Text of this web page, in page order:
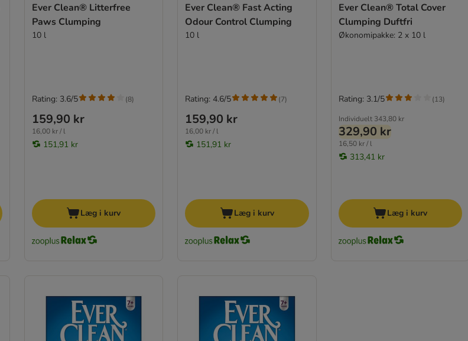
Ever Clean® Litterfree
Paws Clumping
10 l
159,90 kr
16,00 kr / l
151,91 kr
Rating: 3.6/5 (8)
Læg i kurv
Ever Clean® Fast Acting
Odour Control Clumping
10 l
159,90 kr
16,00 kr / l
151,91 kr
Rating: 4.6/5 (7)
Læg i kurv
Ever Clean® Total Cover
Clumping Duftfri
Økonomipakke: 2 x 10 l
Individuelt 343,80 kr
329,90 kr
16,50 kr / l
313,41 kr
Rating: 3.1/5 (13)
Læg i kurv